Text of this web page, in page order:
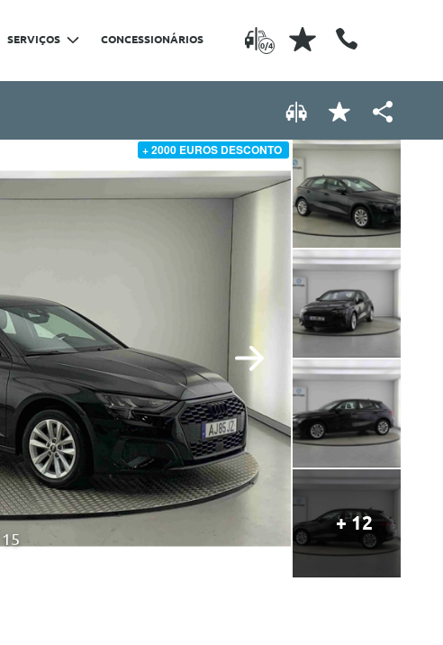
0/4
SERVIÇOS CONCESSIONÁRIOS
+ 2000 EUROS DESCONTO
15
+ 12